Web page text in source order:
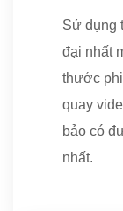
Sử dụng
đại nhất
thước
quay
bảo có
nhất.